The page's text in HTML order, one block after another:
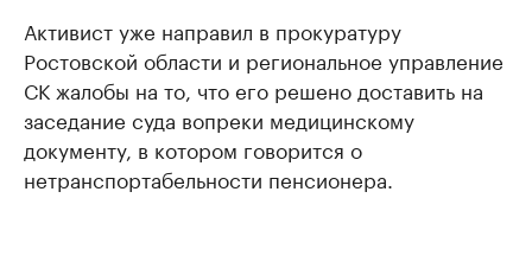
Активист уже направил в прокуратуру
Ростовской области и региональное управление
СК жалобы на то, что его решено доставить на
заседание суда вопреки медицинскому
документу, в котором говорится о
нетранспортабельности пенсионера.